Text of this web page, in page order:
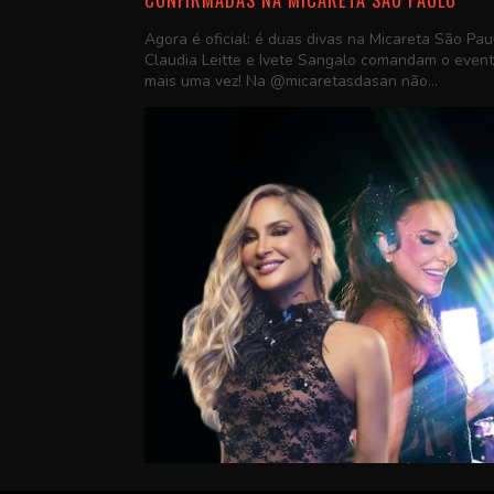
Agora é oficial: é duas divas na Micareta São
Claudia Leitte e Ivete Sangalo comandam o
mais uma vez! Na @micaretasdasan não...